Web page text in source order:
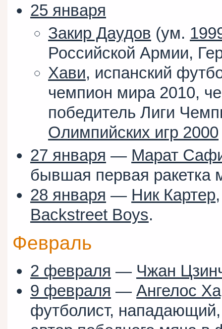
25 января
Закир Даудов (ум.
Российской Армии,
Хави, испанский
чемпион мира 2010,
победитель Лиги
Олимпийских игр 2000
27 января — Марат
бывшая первая ракетка
28 января — Ник Картер
Backstreet Boys.
Февраль
2 февраля — Чжан
9 февраля — Ангелос
футболист,